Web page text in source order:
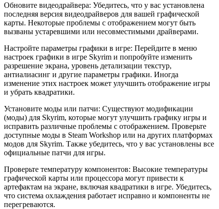
Обновите видеодрайвера: Убедитесь, что у вас установлена
последняя версия видеодрайверов для вашей графической
карты. Некоторые проблемы с отображением могут быть
вызваны устаревшими или несовместимыми драйверами.
Настройте параметры графики в игре: Перейдите в меню
настроек графики в игре Skyrim и попробуйте изменить
разрешение экрана, уровень детализации текстур,
антиалиасинг и другие параметры графики. Иногда
изменение этих настроек может улучшить отображение игры
и убрать квадратики.
Установите моды или патчи: Существуют модификации
(моды) для Skyrim, которые могут улучшить графику игры и
исправить различные проблемы с отображением. Проверьте
доступные моды в Steam Workshop или на других платформах
модов для Skyrim. Также убедитесь, что у вас установлены все
официальные патчи для игры.
Проверьте температуру компонентов: Высокие температуры
графической карты или процессора могут привести к
артефактам на экране, включая квадратики в игре. Убедитесь,
что система охлаждения работает исправно и компоненты не
перегреваются.